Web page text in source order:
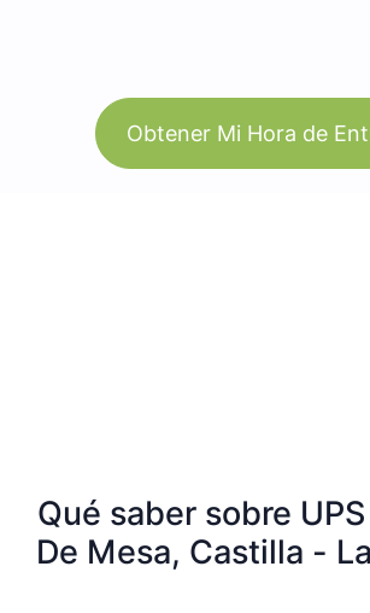
Obtener Mi Hora de
Qué saber sobre
De Mesa, Castilla -